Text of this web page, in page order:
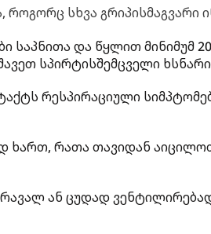
როგორც სხვა გრიპისმაგვარი
საპნითა და წყლით მინიმუმ
სპირტისშემცველი
რესპირაციული
ხართ, რათა თავიდან
ან ცუდად